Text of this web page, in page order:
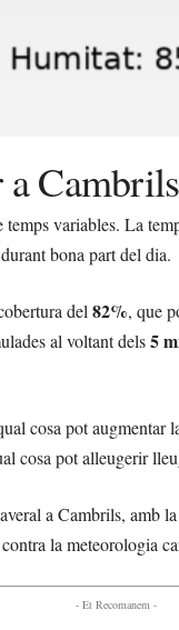
variables. La
bona part del dia.
del 82%, que
al voltant dels5
cosa pot augmentar
cosa pot alleugerir
a Cambrils, amb
la meteorologia
- Et Recomanem -